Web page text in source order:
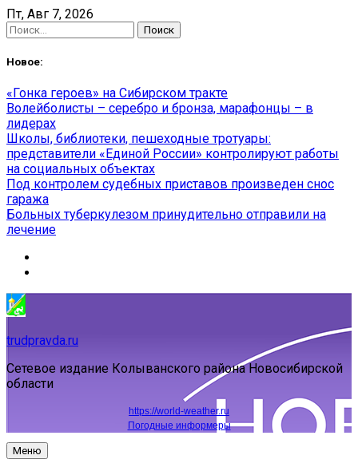
Skip
to
content
Пт, Авг 7, 2026
Найти:
Новое:
«Гонка героев» на Сибирском тракте
Волейболисты – серебро и бронза, марафонцы – в
лидерах
Школы, библиотеки, пешеходные тротуары:
представители «Единой России» контролируют работы
на социальных объектах
Под контролем судебных приставов произведен снос
гаража
Больных туберкулезом принудительно отправили на
лечение
trudpravda.ru
Сетевое издание Колыванского района Новосибирской
области
https://world-weather.ru
Погодные информеры
Меню